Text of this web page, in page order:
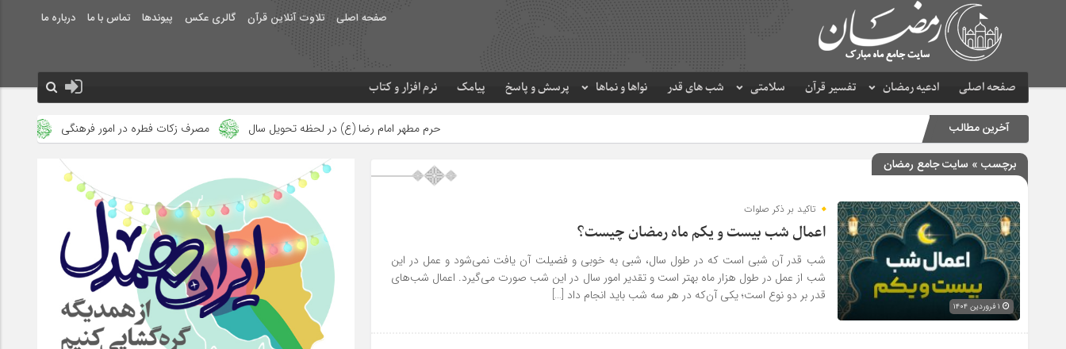
صفحه اصلی تلاوت آنلاین قرآن گالری عکس پیوندها تماس با ما درباره ما
صفحه اصلی ادعیه رمضان تفسیر قرآن سلامتی شب های قدر نواها و نماها پرسش و پاسخ پیامک نرم افزار و کتاب
آخرین مطالب حرم مطهر امام رضا (ع) در لحظه تحویل سال مصرف زکات فطره در امور فرهنگی جلوه‌های بزرگ نصرت الهی
برچسب » سایت جامع رمضان
تاکید بر ذکر صلوات
اعمال شب بیست و یکم ماه رمضان چیست؟
شب قدر آن شبی است که در طول سال، شبی به خوبی و فضیلت آن یافت نمی‌شود و عمل در این
شب از عمل در طول هزار ماه بهتر است و تقدیر امور سال در این شب صورت می‌گیرد. اعمال شب‌های
قدر بر دو نوع است؛ یکی آن‌که در هر سه شب باید انجام داد […]